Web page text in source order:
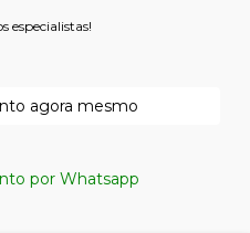
especialistas!
agora mesmo
por Whatsapp